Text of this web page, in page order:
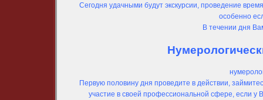
Сегодня удачными будут экскурсии, проведение
особенно
В течении дня
Первую половину дня проведите в действии,
участие в своей профессиональной сфере, если у